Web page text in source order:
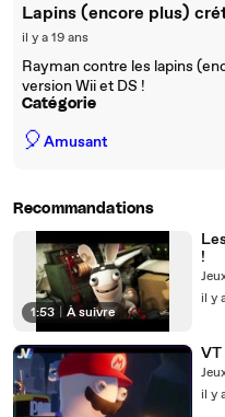
Lapins (encore plus)
il y a 19 ans
Rayman contre les lapins
version Wii et DS !
Catégorie
🎈Amusant
Recommandations
1:53 À suivre
!
il y
VT
il y